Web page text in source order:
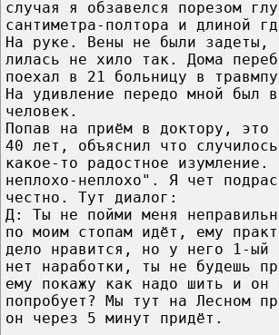
случая я обзавелся порезом
сантиметра-полтора и длиной
На руке. Вены не были задеты,
лилась не хило так. Дома
поехал в 21 больницу в
На удивление передо мной был
человек.
Попав на приём в доктору, это
40 лет, объяснил что
какое-то радостное
неплохо-неплохо". Я чет
честно. Тут диалог:
Д: Ты не пойми меня
по моим стопам идёт, ему
дело нравится, но у него 1-ый
нет наработки, ты не будешь
ему покажу как надо шить и он
попробует? Мы тут на Лесном
он через 5 минут придёт.